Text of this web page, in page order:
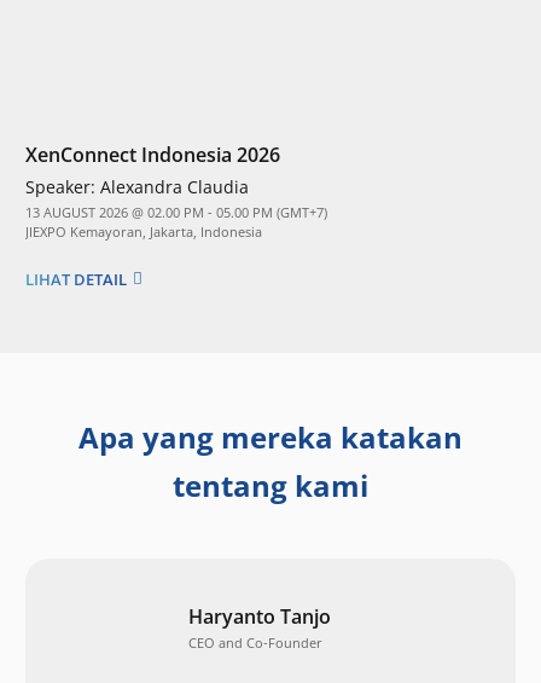
XenConnect Indonesia 2026
Speaker: Alexandra Claudia
13 AUGUST 2026 @ 02.00 PM - 05.00 PM (GMT+7)
JIEXPO Kemayoran, Jakarta, Indonesia
LIHAT DETAIL
Apa yang mereka katakan
tentang kami
Haryanto Tanjo
CEO and Co-Founder